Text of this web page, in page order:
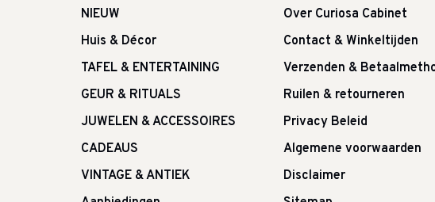
NIEUW
Huis & Décor
TAFEL & ENTERTAINING
GEUR & RITUALS
JUWELEN & ACCESSOIRES
CADEAUS
VINTAGE & ANTIEK
Over Curiosa Cabinet
Contact & Winkeltijden
Verzenden &
Ruilen & retourneren
Privacy Beleid
Algemene voorwaarden
Disclaimer